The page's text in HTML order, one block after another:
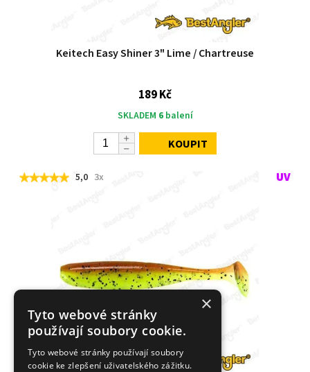
Keitech Easy Shiner 3" Lime / Chartreuse
189 Kč
SKLADEM 6balení
KOUPIT
5,0 3x
×
Tyto webové stránky
používají soubory cookie.
Tyto webové stránky používají soubory
cookie ke zlepšení uživatelského zážitku.